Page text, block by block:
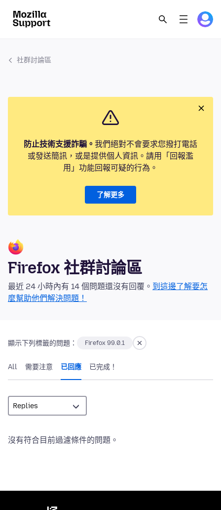
社群討論區
防止技術支援詐騙。 我們絕對不會要求您撥打電話
或發送簡訊，或是提供個人資訊。請用「回報濫
用」功能回報可疑的行為。
了解更多
Firefox 社群討論區
最近 24 小時內有 14 個問題還沒有回覆。 到這邊了解要怎
麼幫助他們解決問題！
顯示下列標籤的問題： Firefox 99.0.1
All 需要注意 已回應 已完成！
沒有符合目前過濾條件的問題。